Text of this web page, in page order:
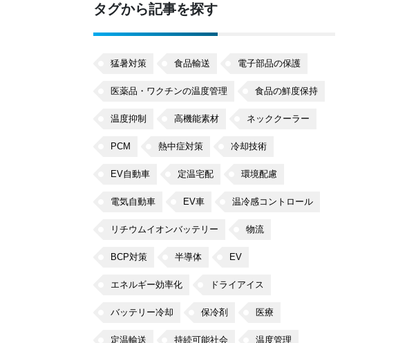
タグから記事を探す
猛暑対策 食品輸送 電子部品の保護
医薬品・ワクチンの温度管理 食品の鮮度保持
温度抑制 高機能素材 ネッククーラー
PCM 熱中症対策 冷却技術
EV自動車 定温宅配 環境配慮
電気自動車 EV車 温冷感コントロール
リチウムイオンバッテリー 物流
BCP対策 半導体 EV
エネルギー効率化 ドライアイス
バッテリー冷却 保冷剤 医療
定温輸送 持続可能社会 温度管理